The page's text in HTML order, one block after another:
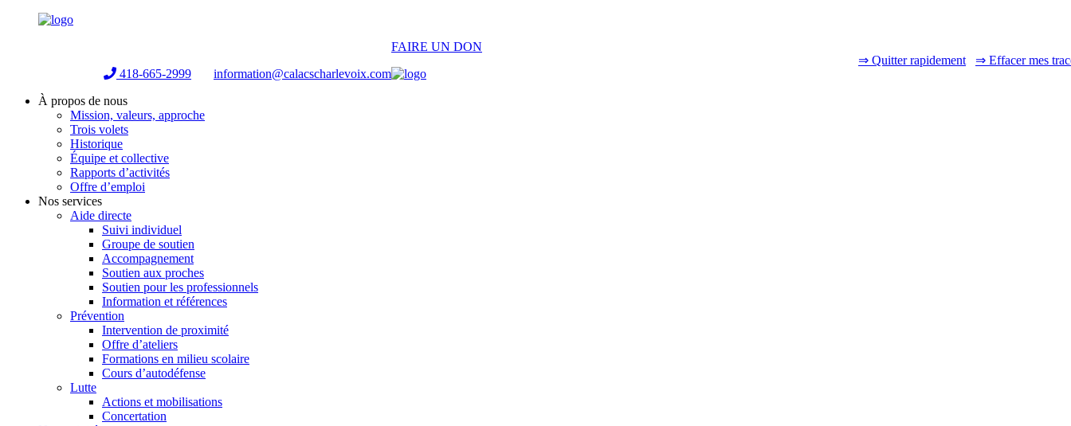
418-665-2999 information@calacscharlevoix.com
⇒ Quitter rapidement ⇒ Effacer mes
FAIRE UN DON
À propos de nous
Mission, valeurs, approche
Trois volets
Historique
Équipe et collective
Rapports d’activités
Offre d’emploi
Nos services
Aide directe
Suivi individuel
Groupe de soutien
Accompagnement
Soutien aux proches
Soutien pour les professionnels
Information et références
Prévention
Intervention de proximité
Offre d’ateliers
Formations en milieu scolaire
Cours d’autodéfense
Lutte
Actions et mobilisations
Concertation